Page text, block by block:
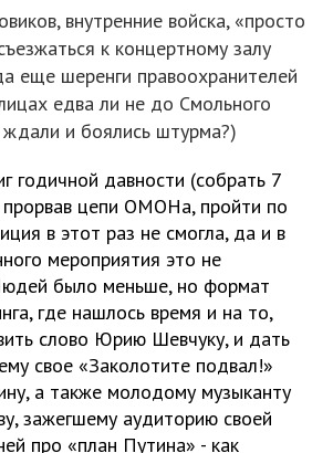
внутренние войска, «просто
к концертному залу
еще шеренги правоохранителей
едва ли не до Смольного
ждали и боялись штурма?)
годичной давности (собрать 7
прорвав цепи ОМОНа, пройти по
в этот раз не смогла, да и в
мероприятия это не
было меньше, но формат
где нашлось время и на то,
слово Юрию Шевчуку, и дать
свое «Заколотите подвал!»
а также молодому музыканту
зажегшему аудиторию своей
про «план Путина» - как